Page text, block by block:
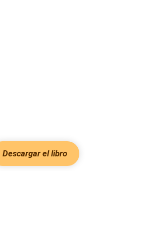
Descargar el libro